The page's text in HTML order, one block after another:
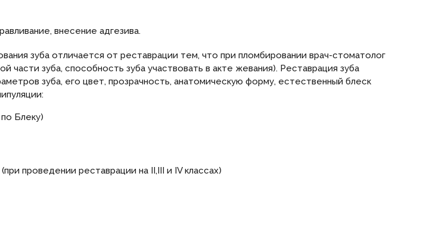
внесение адгезива.
зуба отличается от реставрации тем, что при пломбировании врач-стоматолог
части зуба, способность зуба участвовать в акте жевания). Реставрация зуба
зуба, его цвет, прозрачность, анатомическую форму, естественный блеск
Блеку)
проведении реставрации на II,III и IV классах)